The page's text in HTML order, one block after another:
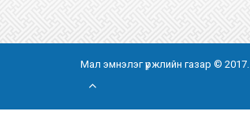
Мал эмнэлэг үржлийн газар © 2017.